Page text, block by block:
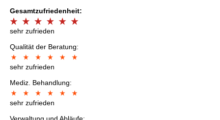
Gesamtzufriedenheit:
sehr zufrieden
Qualität der Beratung:
sehr zufrieden
Mediz. Behandlung:
sehr zufrieden